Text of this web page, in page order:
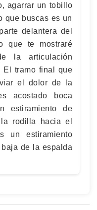
agarrar un tobillo
que buscas es un
delantera del
que te mostraré
la articulación
El tramo final que
el dolor de la
acostado boca
estiramiento de
rodilla hacia el
un estiramiento
de la espalda